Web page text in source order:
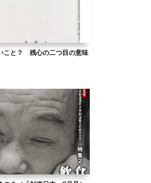
こと？ 残心の二つ目の意味